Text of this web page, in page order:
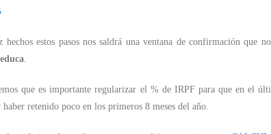
hechos estos pasos nos saldrá una ventana de confirmación que
.
que es importante regularizar el % de IRPF para que en el
retenido poco en los primeros 8 meses del año.